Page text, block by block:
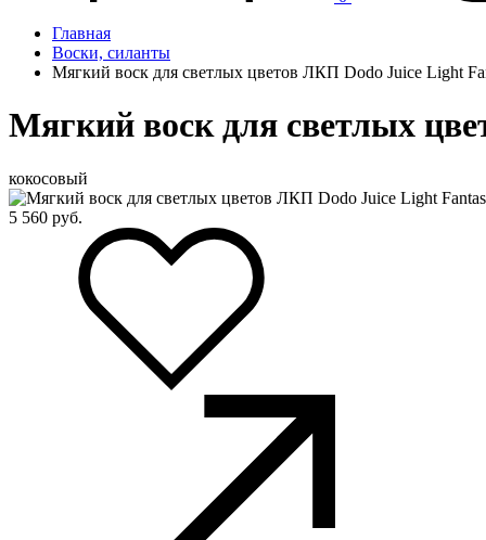
Главная
Воски, силанты
Мягкий воск для светлых цветов ЛКП Dodo Juice Light
Мягкий воск для светлых
кокосовый
5 560 руб.